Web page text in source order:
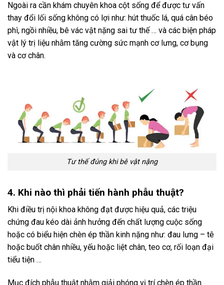
Ngoài ra cần khám chuyên khoa cột sống để được tư vấn
thay đổi lối sống không có lợi như: hút thuốc lá, quá cân béo
phì, ngồi nhiều, bê vác vật nặng sai tư thế … và các biện pháp
vật lý trị liệu nhằm tăng cường sức mạnh cơ lưng, cơ bụng
và cơ chân.
Tư thế đúng khi bê vật nặng
4. Khi nào thì phải tiến hành phẫu thuật?
Khi điều trị nội khoa không đạt được hiệu quả, các triệu
chứng đau kéo dài ảnh hưởng đến chất lượng cuộc sống
hoặc có biểu hiện chèn ép thần kinh nặng như: đau lưng – tê
hoặc buốt chân nhiều, yếu hoặc liệt chân, teo cơ, rối loạn đại
tiểu tiện …
Mục đích phẫu thuật nhằm giải phóng vị trí chèn ép thần